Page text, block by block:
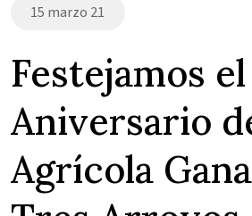
15 marzo 21
Festejamos el
Aniversario
Agrícola